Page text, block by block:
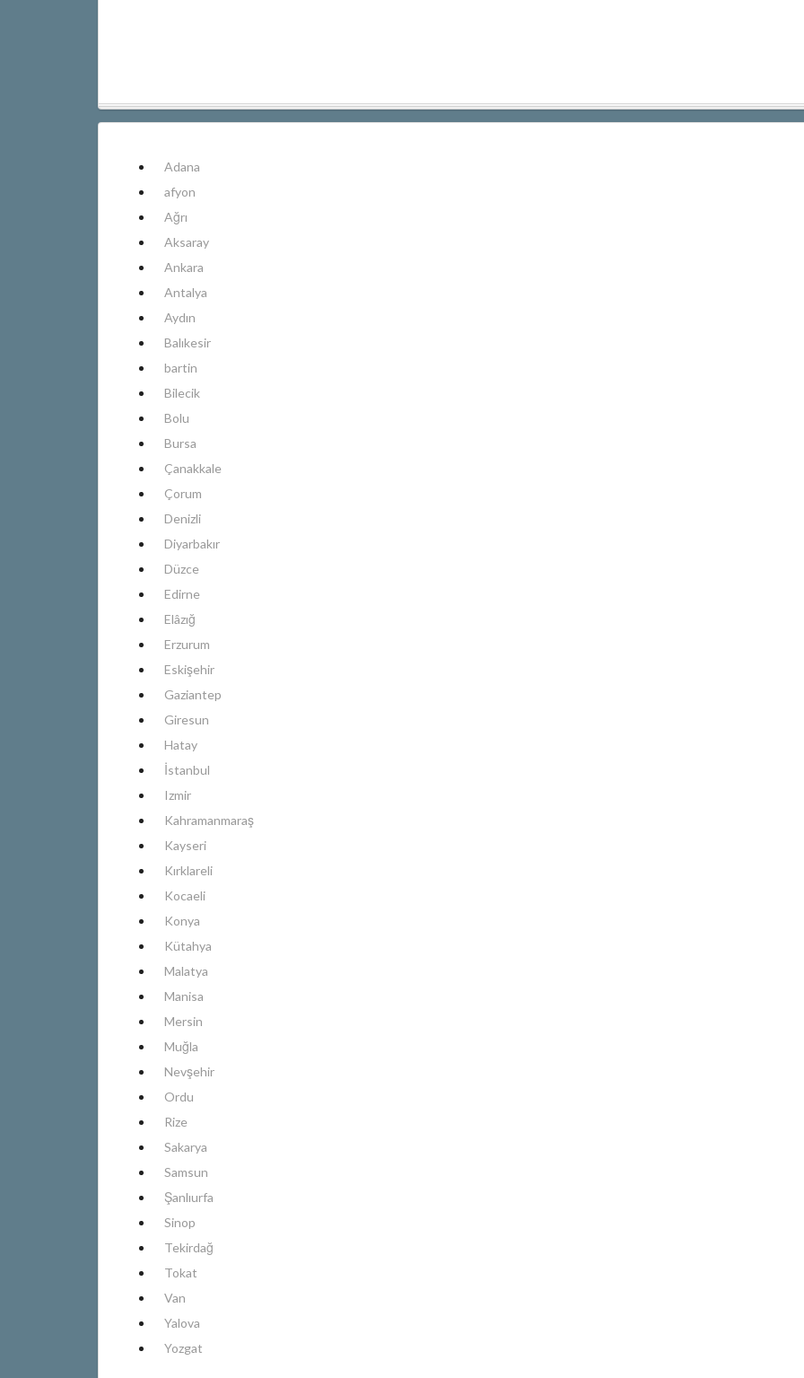
Adana
afyon
Ağrı
Aksaray
Ankara
Antalya
Aydın
Balıkesir
bartin
Bilecik
Bolu
Bursa
Çanakkale
Çorum
Denizli
Diyarbakır
Düzce
Edirne
Elâzığ
Erzurum
Eskişehir
Gaziantep
Giresun
Hatay
İstanbul
Izmir
Kahramanmaraş
Kayseri
Kırklareli
Kocaeli
Konya
Kütahya
Malatya
Manisa
Mersin
Muğla
Nevşehir
Ordu
Rize
Sakarya
Samsun
Şanlıurfa
Sinop
Tekirdağ
Tokat
Van
Yalova
Yozgat